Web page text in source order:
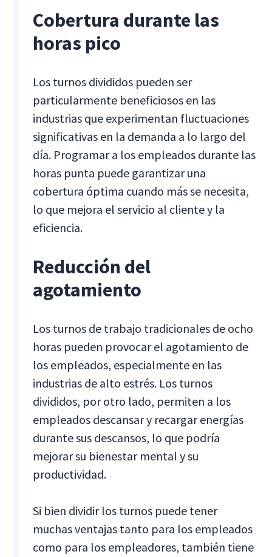
Cobertura durante las
horas pico
Los turnos divididos pueden ser
particularmente beneficiosos en las
industrias que experimentan fluctuaciones
significativas en la demanda a lo largo del
día. Programar a los empleados durante las
horas punta puede garantizar una
cobertura óptima cuando más se necesita,
lo que mejora el servicio al cliente y la
eficiencia.
Reducción del
agotamiento
Los turnos de trabajo tradicionales de ocho
horas pueden provocar el agotamiento de
los empleados, especialmente en las
industrias de alto estrés. Los turnos
divididos, por otro lado, permiten a los
empleados descansar y recargar energías
durante sus descansos, lo que podría
mejorar su bienestar mental y su
productividad.
Si bien dividir los turnos puede tener
muchas ventajas tanto para los empleados
como para los empleadores, también tiene